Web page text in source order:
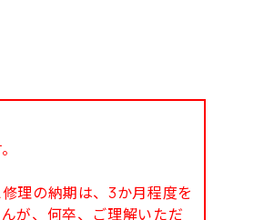
理の納期は、3か月程度を
が、何卒、ご理解いただ